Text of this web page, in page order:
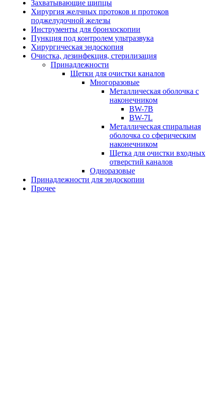
Захватывающие щипцы
Хирургия желчных протоков и протоков
поджелудочной железы
Инструменты для бронхоскопии
Пункция под контролем ультразвука
Хирургическая эндоскопия
Очистка, дезинфекция, стерилизация
Принадлежности
Щетки для очистки каналов
Многоразовые
Металлическая оболочка с
наконечником
BW-7B
BW-7L
Металлическая спиральная
оболочка со сферическим
наконечником
Щетка для очистки входных
отверстий каналов
Одноразовые
Принадлежности для эндоскопии
Прочее